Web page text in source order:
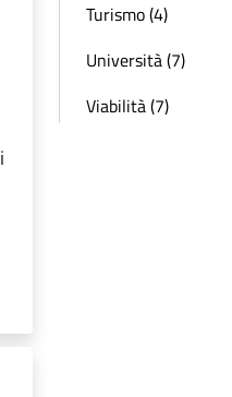
Turismo (4)
Università (7)
Viabilità (7)